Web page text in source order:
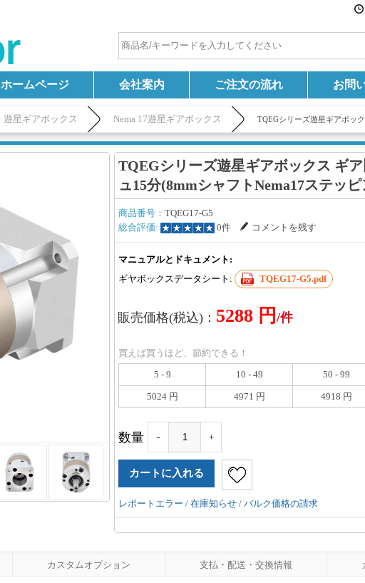
ホームページ 会社案内 ご注文の流れ お問
遊星ギアボックス Nema 17遊星ギアボックス TQEGシリーズ遊星ギアボッ
TQEGシリーズ遊星ギアボックス ギ
ュ15分(8mmシャフトNema17ステッ
商品番号： TQEG17-G5
総合評価:
0件 コメントを残す
マニュアルとドキュメント:
ギヤボックスデータシート:
TQEG17-G5.pdf
販売価格(税込)： 5288 円 /件
買えば買うほど、節約できる！
5 - 9
10 - 49 50 - 99
5024 円 4971 円 4918 円
数量 - +
レポートエラー / 在庫知らせ / バルク価格の請求
カスタムオプション 支払・配送・交換情報